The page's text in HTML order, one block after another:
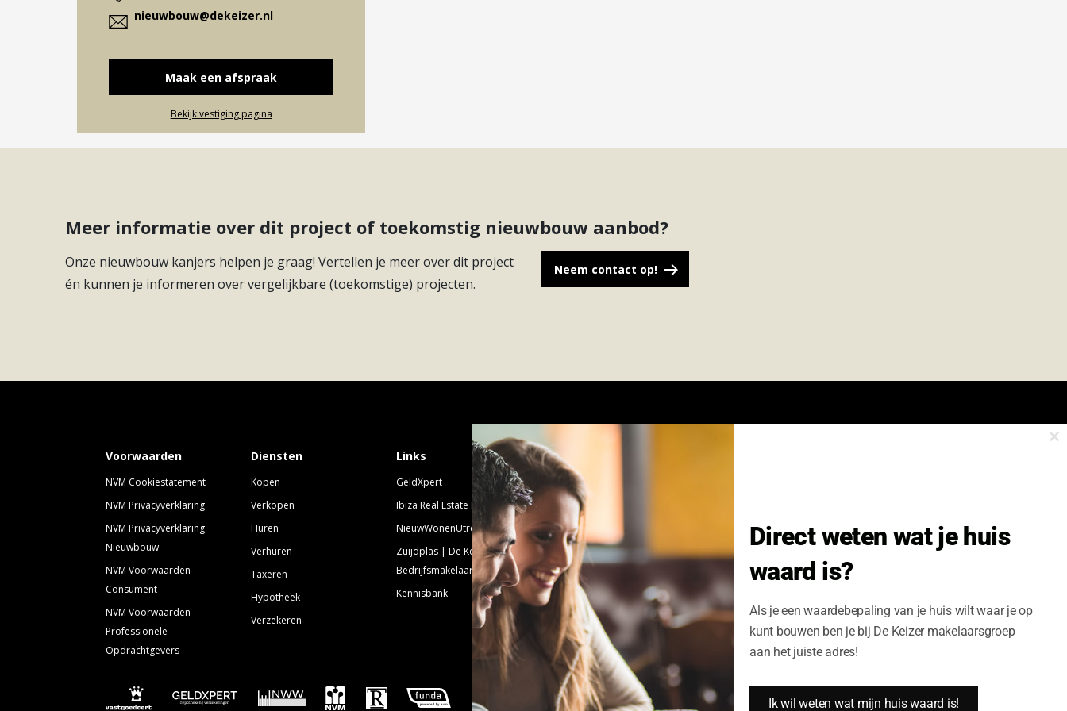
nieuwbouw@dekeizer.nl
Maak een afspraak
Bekijk vestiging pagina
Meer informatie over dit project of toekomstig nieuwbouw aanbod?
Onze nieuwbouw kanjers helpen je graag! Vertellen je meer over dit project
én kunnen je informeren over vergelijkbare (toekomstige) projecten.
Neem contact op!
Voorwaarden
NVM Cookiestatement
NVM Privacyverklaring
NVM Privacyverklaring
Nieuwbouw
NVM Voorwaarden
Consument
NVM Voorwaarden
Professionele
Opdrachtgevers
Diensten
Kopen
Verkopen
Huren
Verhuren
Taxeren
Hypotheek
Verzekeren
Links
GeldXpert
Ibiza Real Estate BDK
NieuwWonenUtrecht
Zuijdplas | De Keizer
Bedrijfsmakelaars
Kennisbank
Schrijf je in voor onze nieuwsbrief.
Nieuwsbrief Nieuwbouw
Emailadres: Volledige Naam:
Schrijf me nu in
Volg ons!
Direct weten wat je huis
waard is?
Als je een waardebepaling van je huis wilt waar je op
kunt bouwen ben je bij De Keizer makelaarsgroep
aan het juiste adres!
Ik wil weten wat mijn huis waard is!